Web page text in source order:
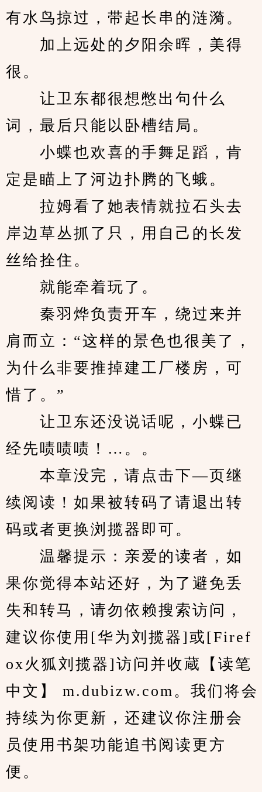
有水鸟掠过，带起长串的涟漪。
加上远处的夕阳余晖，美得
很。
让卫东都很想憋出句什么
词，最后只能以卧槽结局。
小蝶也欢喜的手舞足蹈，肯
定是瞄上了河边扑腾的飞蛾。
拉姆看了她表情就拉石头去
岸边草丛抓了只，用自己的长发
丝给拴住。
就能牵着玩了。
秦羽烨负责开车，绕过来并
肩而立：“这样的景色也很美了，
为什么非要推掉建工厂楼房，可
惜了。”
让卫东还没说话呢，小蝶已
经先啧啧啧！…。。
本章没完，请点击下—页继
续阅读！如果被转码了请退出转
码或者更换浏揽器即可。
温馨提示：亲爱的读者，如
果你觉得本站还好，为了避免丢
失和转马，请勿依赖搜索访问，
建议你使用[华为刘揽器]或[Firef
ox火狐刘揽器]访问并收蔵【读笔
中文】 m.dubizw.com。我们将会
持续为你更新，还建议你注册会
员使用书架功能追书阅读更方
便。